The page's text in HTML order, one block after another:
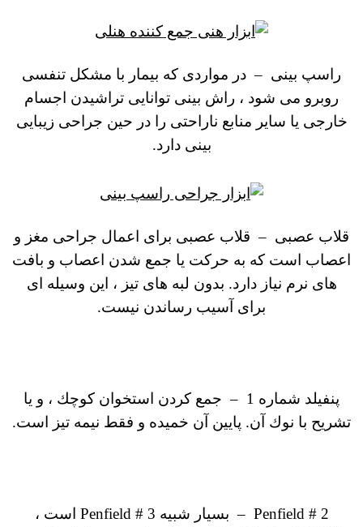
راسپ بینی – در مواردی که بیمار با مشکل تنفسی
روبرو می شود ، راش بینی توانایی تراشیدن اجسام
خارجی یا سایر منابع ناراحتی را در حین جراحی زیبایی
بینی دارد.
قلاب عصبی – قلاب عصبی برای اعمال جراحی مغز و
اعصاب است که به حرکت یا جمع شدن اعصاب و بافت
های نرم نیاز دارد. بدون لبه های تیز ، این وسیله ای
برای آسیب رساندن نیست.
پنفیلد شماره 1 – جمع كردن استخوان كوچك ، و یا
تشریح با نوك آن. پایین آن خمیده و فقط نیمه تیز است.
Penfield # 2
–
بسیار شبیه Penfield # 3 است ،